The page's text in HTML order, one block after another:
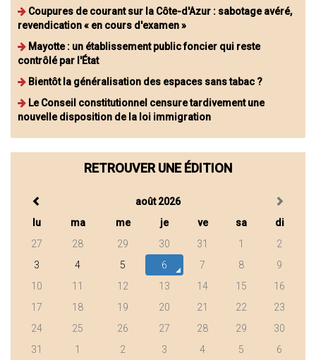
Coupures de courant sur la Côte-d'Azur : sabotage avéré,
revendication « en cours d'examen »
Mayotte : un établissement public foncier qui reste
contrôlé par l'État
Bientôt la généralisation des espaces sans tabac ?
Le Conseil constitutionnel censure tardivement une
nouvelle disposition de la loi immigration
RETROUVER UNE ÉDITION
août 2026
lu
ma me je ve sa
di
27
28 29 30 31 1
2
3
4 5 6 7 8
9
10
11 12 13 14 15
16
17
18 19 20 21 22
23
24
25 26 27 28 29
30
31
1 2 3 4 5 6